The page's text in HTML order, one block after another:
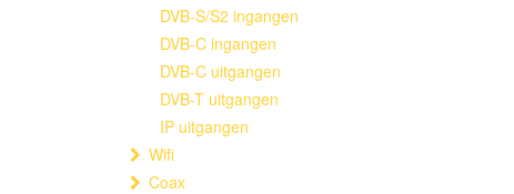
DVB-S/S2 ingangen
DVB-C ingangen
DVB-C uitgangen
DVB-T uitgangen
IP uitgangen
Wifi
Coax